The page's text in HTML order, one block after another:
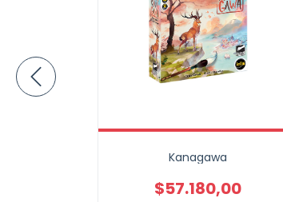
Kanagawa
$57.180,00